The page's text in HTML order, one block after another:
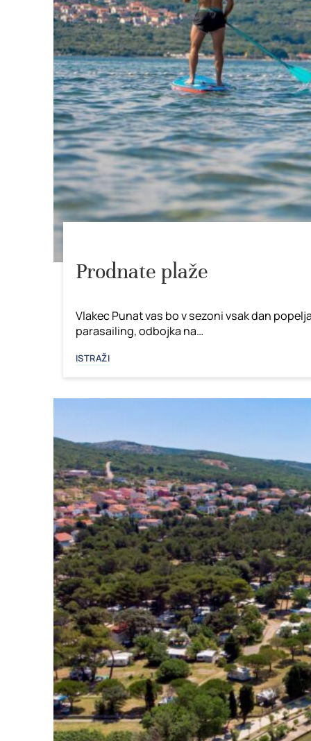
Prodnate plaže
Vlakec Punat vas bo v sezoni vsak dan
parasailing, odbojka na…
ISTRAŽI